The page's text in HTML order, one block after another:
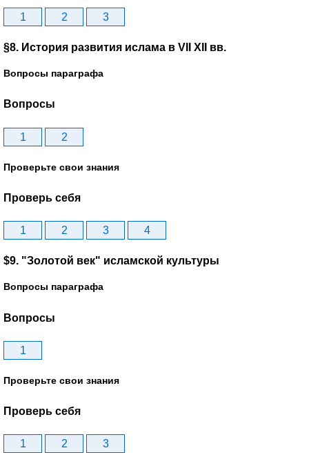
1 2 3
§8. История развития ислама в VII XII вв.
Вопросы параграфа
Вопросы
1 2
Проверьте свои знания
Проверь себя
1 2 3 4
$9. "Золотой век" исламской культуры
Вопросы параграфа
Вопросы
1
Проверьте свои знания
Проверь себя
1 2 3